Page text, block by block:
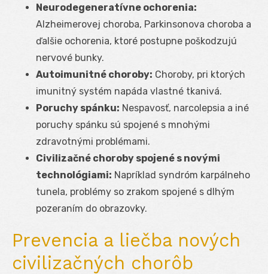
Neurodegeneratívne ochorenia:
Alzheimerovej choroba, Parkinsonova choroba a
ďalšie ochorenia, ktoré postupne poškodzujú
nervové bunky.
Autoimunitné choroby: Choroby, pri ktorých
imunitný systém napáda vlastné tkanivá.
Poruchy spánku: Nespavosť, narcolepsia a iné
poruchy spánku sú spojené s mnohými
zdravotnými problémami.
Civilizačné choroby spojené s novými
technológiami: Napríklad syndróm karpálneho
tunela, problémy so zrakom spojené s dlhým
pozeraním do obrazovky.
Prevencia a liečba nových
civilizačných chorôb